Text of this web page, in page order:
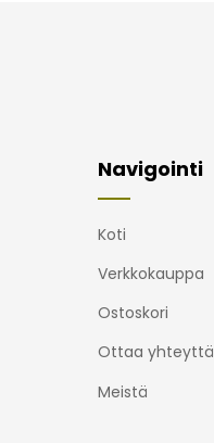
Navigointi
Koti
Verkkokauppa
Ostoskori
Ottaa yhteyttä
Meistä